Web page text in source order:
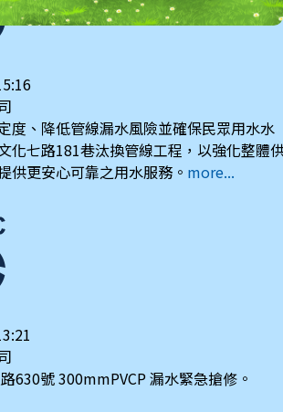
度、降低管線漏水風險並確保民眾用水水
化七路181巷汰換管線工程，以強化整體
供更安心可靠之用水服務。 more...
630號 300mmPVCP 漏水緊急搶修。